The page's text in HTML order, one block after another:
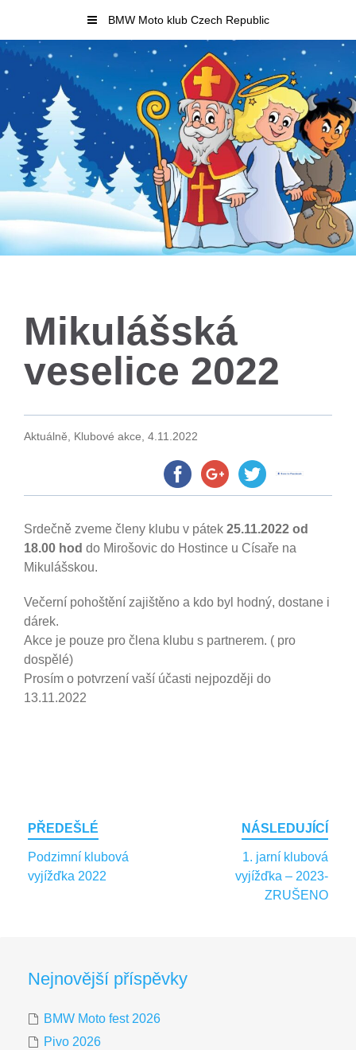
content
BMW Moto klub Czech Republic
Mikulášská
veselice 2022
Aktuálně, Klubové akce, 4.11.2022
Srdečně zveme členy klubu v pátek 25.11.2022 od
18.00 hod do Mirošovic do Hostince u Císaře na
Mikulášskou.
Večerní pohoštění zajištěno a kdo byl hodný, dostane i
dárek.
Akce je pouze pro člena klubu s partnerem. ( pro
dospělé)
Prosím o potvrzení vaší účasti nejpozději do
13.11.2022
Post
navigation
PŘEDEŠLÉ
Podzimní klubová
vyjížďka 2022
NÁSLEDUJÍCÍ
1. jarní klubová
vyjížďka – 2023-
ZRUŠENO
Nejnovější příspěvky
BMW Moto fest 2026
Pivo 2026